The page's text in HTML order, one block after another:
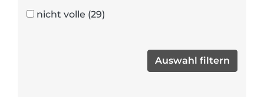
nicht volle (29)